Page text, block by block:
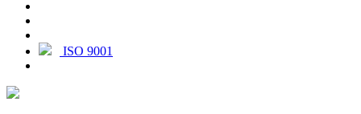
ISO 9001